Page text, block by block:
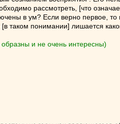
рассмотреть, [что
в ум? Если верно первое,
таком понимании] лишается
и не очень интересны)